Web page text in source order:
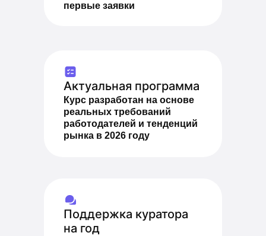
Актуальная программа
Курс разработан на основе
реальных требований
работодателей и тенденций
рынка в 2026 году
первые заявки
Поддержка куратора
на год